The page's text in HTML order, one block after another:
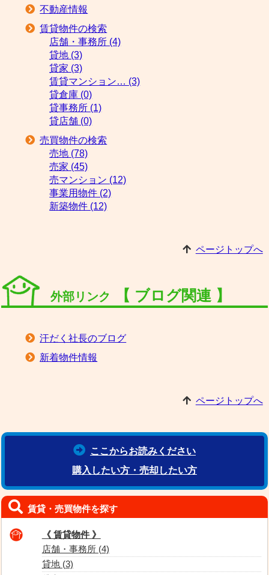
不動産情報
賃貸物件の検索
店舗・事務所 (4)
貸地 (3)
貸家 (3)
賃貸マンション… (3)
貸倉庫 (0)
貸事務所 (1)
貸店舗 (0)
売買物件の検索
売地 (78)
売家 (45)
売マンション (12)
事業用物件 (2)
新築物件 (12)
ページトップへ
外部リンク 【 ブログ関連 】
汗だく社長のブログ
新着物件情報
ページトップへ
ここからお読みください
購入したい方・売却したい方
賃貸・売買物件を探す
《 賃貸物件 》
店舗・事務所 (4)
貸地 (3)